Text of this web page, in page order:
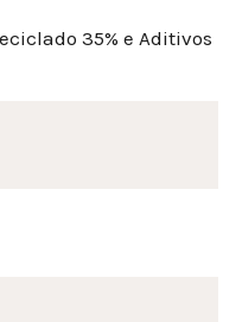
35% e Aditivos